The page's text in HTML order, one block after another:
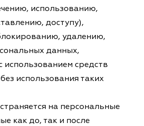
использованию,
доступу),
удалению,
данных,
использованием средств
использования таких
на персональные
как до, так и после